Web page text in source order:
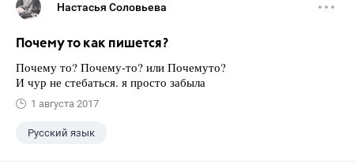
Настасья Соловьева
Почему то как пишется?
Почему то? Почему-то? или Почемуто?
И чур не стебаться. я просто забыла
1 августа 2017
Русский язык